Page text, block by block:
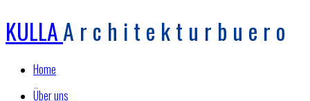
KULLAArchitekturbuero
Home
Über uns